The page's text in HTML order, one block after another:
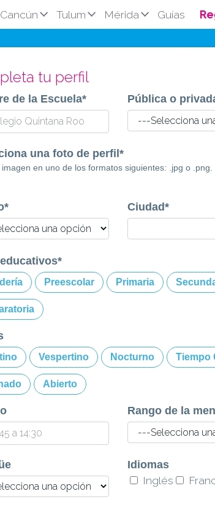
Cancún Tulum Mérida Guías
tu perfil
de la Escuela* Pública o
una foto de perfil*
en uno de los formatos siguientes: .jpg o .png.
* Ciudad*
*
Preescolar Primaria
Vespertino Nocturno Tiempo
Abierto
Rango de la
Idiomas
Inglés